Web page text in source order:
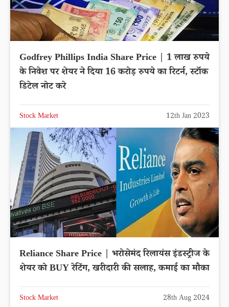
Godfrey Phillips India Share Price | 1 लाख रुपये
के निवेश पर शेयर ने दिया 16 करोड़ रुपये का रिटर्न, स्टॉक
डिटेल नोट करे
Stock Market 12th Jan 2023
Reliance Share Price | भरोसेमंद रिलायंस इंडस्ट्रीज के
शेयर को BUY रेटिंग, खरीदारी की सलाह, कमाई का मौका
Stock Market 28th Aug 2024